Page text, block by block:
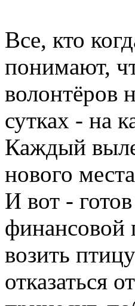
Все, кто
понимают,
волонтёров
сутках - на
Каждый
нового
И вот -
финансовой
возить
отказаться